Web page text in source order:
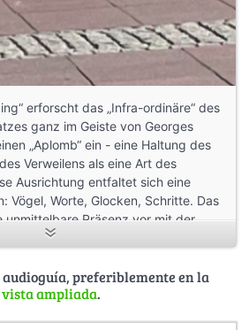
erforscht das „Infra-ordinäre“ des
ganz im Geiste von Georges
„Aplomb“ ein - eine Haltung des
Verweilens als eine Art des
Ausrichtung entfaltet sich eine
Vögel, Worte, Glocken, Schritte. Das
unmittelbare Präsenz vor mit der
von Feldaufnahmen und einer
sehen. Es beinhaltet Warten.
werden muss.
audioguía, preferiblemente en la
vista ampliada.